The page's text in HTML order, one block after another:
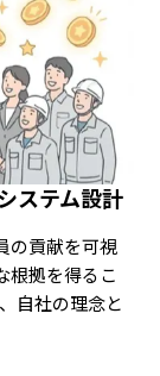
ステム設計
の貢献を可視
根拠を得るこ
自社の理念と